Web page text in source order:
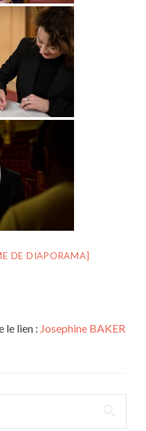
DE DIAPORAMA]
le lien : Josephine BAKER